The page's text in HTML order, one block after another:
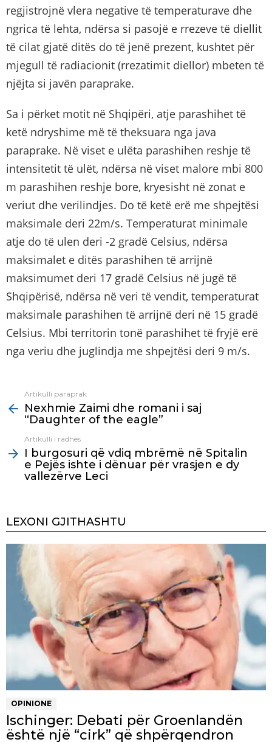
regjistrojnë vlera negative të temperaturave dhe
ngrica të lehta, ndërsa si pasojë e rrezeve të diellit
të cilat gjatë ditës do të jenë prezent, kushtet për
mjegull të radiacionit (rrezatimit diellor) mbeten të
njëjta si javën paraprake.
Sa i përket motit në Shqipëri, atje parashihet të
ketë ndryshime më të theksuara nga java
paraprake. Në viset e ulëta parashihen reshje të
intensitetit të ulët, ndërsa në viset malore mbi 800
m parashihen reshje bore, kryesisht në zonat e
veriut dhe verilindjes. Do të ketë erë me shpejtësi
maksimale deri 22m/s. Temperaturat minimale
atje do të ulen deri -2 gradë Celsius, ndërsa
maksimalet e ditës parashihen të arrijnë
maksimumet deri 17 gradë Celsius në jugë të
Shqipërisë, ndërsa në veri të vendit, temperaturat
maksimale parashihen të arrijnë deri në 15 gradë
Celsius. Mbi territorin tonë parashihet të fryjë erë
nga veriu dhe juglindja me shpejtësi deri 9 m/s.
more
Artikulli paraprak
Nexhmie Zaimi dhe romani i saj
“Daughter of the eagle”
Artikulli i radhës
I burgosuri që vdiq mbrëmë në Spitalin
e Pejës ishte i dënuar për vrasjen e dy
vallezërve Leci
LEXONI GJITHASHTU
OPINIONE
Ischinger: Debati për Groenlandën
është një “cirk” që shpërqendron